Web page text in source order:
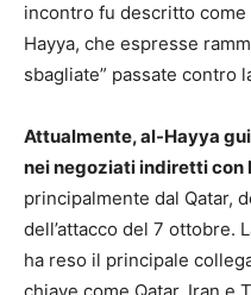
incontro fu descritto come
Hayya, che espresse
sbagliate” passate contro
Attualmente, al-Hayya
nei negoziati indiretti con
principalmente dal Qatar,
dell’attacco del 7 ottobre.
ha reso il principale